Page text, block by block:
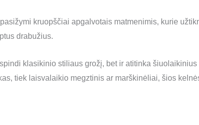
kruopščiai apgalvotais matmenimis, kurie
drabužius.
klasikinio stiliaus grožį, bet ir atitinka
tiek laisvalaikio megztinis ar marškinėliai, šios